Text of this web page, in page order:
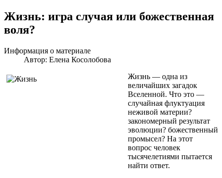
Жизнь: игра случая или божественная
воля?
Информация о материале
Автор: Елена Косолобова
Жизнь — одна из
величайших загадок
Вселенной. Что это —
случайная флуктуация
неживой материи?
закономерный результат
эволюции? божественный
промысел? На этот
вопрос человек
тысячелетиями пытается
найти ответ.